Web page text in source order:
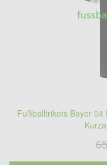
Fußballtrikots Bayer 04